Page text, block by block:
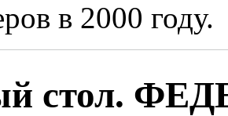
в 2000 году.
стол.